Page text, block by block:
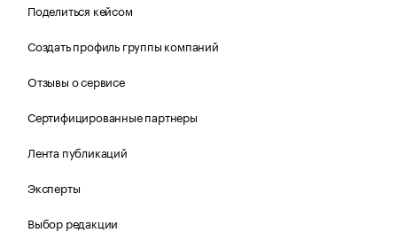
Поделиться кейсом
Создать профиль группы компаний
Отзывы о сервисе
Сертифицированные партнеры
Лента публикаций
Эксперты
Выбор редакции